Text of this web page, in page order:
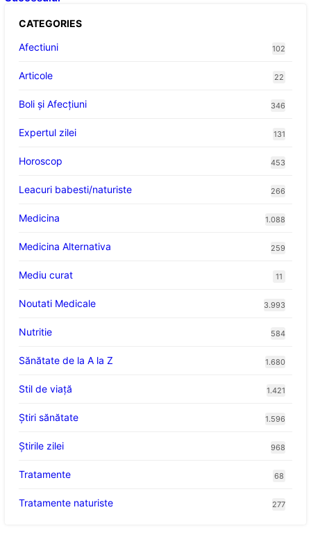
CATEGORIES
Afectiuni
102
Articole 22
Boli și Afecțiuni 346
Expertul zilei 131
Horoscop 453
Leacuri babesti/naturiste 266
Medicina 1.088
Medicina Alternativa 259
Mediu curat 11
Noutati Medicale 3.993
Nutritie 584
Sănătate de la A la Z 1.680
Stil de viaţă 1.421
Ştiri sănătate 1.596
Știrile zilei 968
Tratamente 68
Tratamente naturiste 277